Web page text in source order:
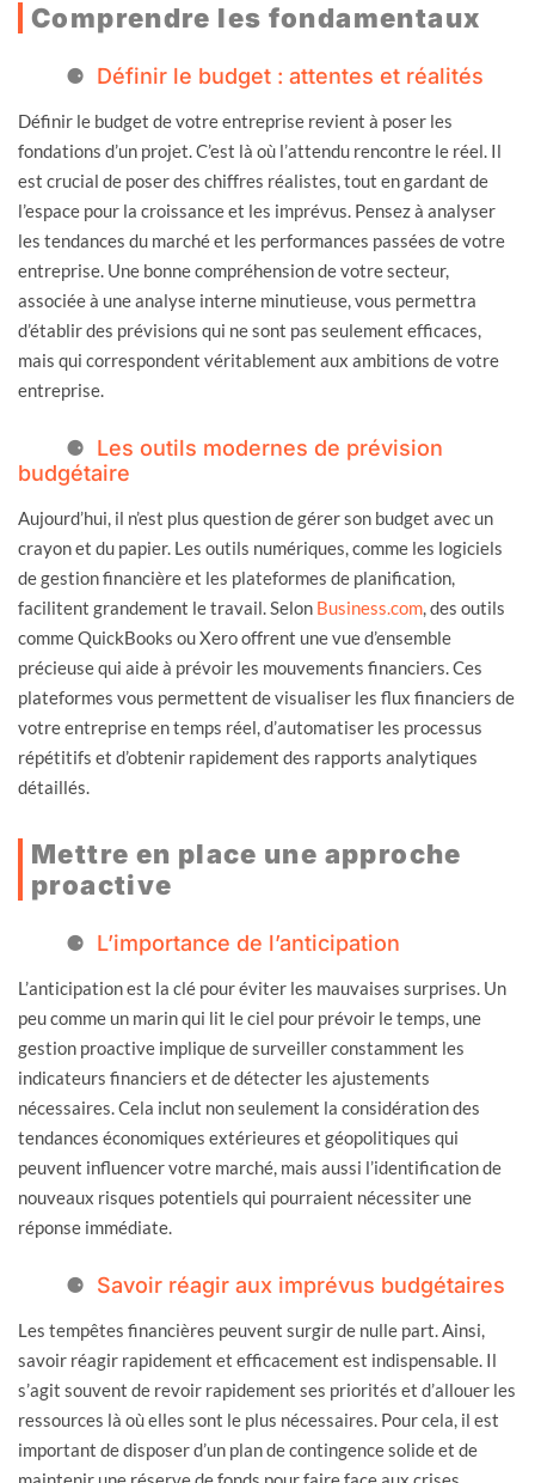
Comprendre les fondamentaux
Définir le budget : attentes et réalités
Définir le budget de votre entreprise revient à poser les
fondations d’un projet. C’est là où l’attendu rencontre le réel. Il
est crucial de poser des chiffres réalistes, tout en gardant de
l’espace pour la croissance et les imprévus. Pensez à analyser
les tendances du marché et les performances passées de votre
entreprise. Une bonne compréhension de votre secteur,
associée à une analyse interne minutieuse, vous permettra
d’établir des prévisions qui ne sont pas seulement efficaces,
mais qui correspondent véritablement aux ambitions de votre
entreprise.
Les outils modernes de prévision
budgétaire
Aujourd’hui, il n’est plus question de gérer son budget avec un
crayon et du papier. Les outils numériques, comme les logiciels
de gestion financière et les plateformes de planification,
facilitent grandement le travail. Selon Business.com , des outils
comme QuickBooks ou Xero offrent une vue d’ensemble
précieuse qui aide à prévoir les mouvements financiers. Ces
plateformes vous permettent de visualiser les flux financiers de
votre entreprise en temps réel, d’automatiser les processus
répétitifs et d’obtenir rapidement des rapports analytiques
détaillés.
Mettre en place une approche
proactive
L’importance de l’anticipation
L’anticipation est la clé pour éviter les mauvaises surprises. Un
peu comme un marin qui lit le ciel pour prévoir le temps, une
gestion proactive implique de surveiller constamment les
indicateurs financiers et de détecter les ajustements
nécessaires. Cela inclut non seulement la considération des
tendances économiques extérieures et géopolitiques qui
peuvent influencer votre marché, mais aussi l’identification de
nouveaux risques potentiels qui pourraient nécessiter une
réponse immédiate.
Savoir réagir aux imprévus budgétaires
Les tempêtes financières peuvent surgir de nulle part. Ainsi,
savoir réagir rapidement et efficacement est indispensable. Il
s’agit souvent de revoir rapidement ses priorités et d’allouer les
ressources là où elles sont le plus nécessaires. Pour cela, il est
important de disposer d’un plan de contingence solide et de